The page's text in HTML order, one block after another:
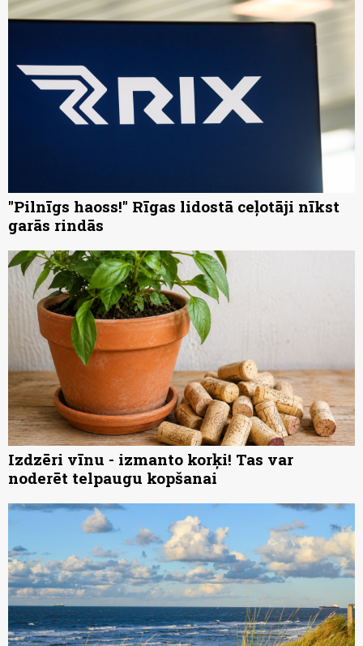
"Pilnīgs haoss!" Rīgas lidostā ceļotāji nīkst
garās rindās
Izdzēri vīnu - izmanto korķi! Tas var
noderēt telpaugu kopšanai